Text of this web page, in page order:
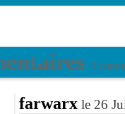
9
farwarxle 26